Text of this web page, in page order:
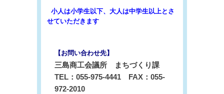
小人は小学生以下、大人は中学生以上とさ
せていただきます
【お問い合わせ先】
三島商工会議所 まちづくり課
TEL：055-975-4441 FAX：055-
972-2010